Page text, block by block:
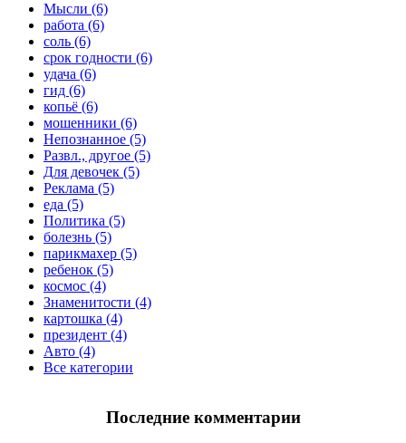
Мысли (6)
работа (6)
соль (6)
срок годности (6)
удача (6)
гид (6)
копьё (6)
мошенники (6)
Непознанное (5)
Развл., другое (5)
Для девочек (5)
Реклама (5)
еда (5)
Политика (5)
болезнь (5)
парикмахер (5)
ребенок (5)
космос (4)
Знаменитости (4)
картошка (4)
президент (4)
Авто (4)
Все категории
Последние комментарии